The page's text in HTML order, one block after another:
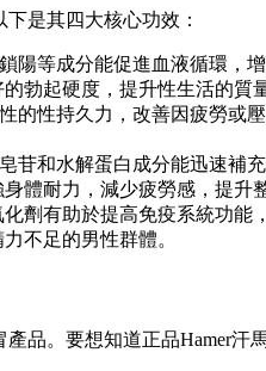
是其四大核心功效：
陽等成分能促進血液循環，
勃起硬度，提升性生活的質量
的性持久力，改善因疲勞或
皂苷和水解蛋白成分能迅速補
體耐力，減少疲勞感，提升
化劑有助於提高免疫系統功能
不足的男性群體。
品。要想知道正品Hamer汗